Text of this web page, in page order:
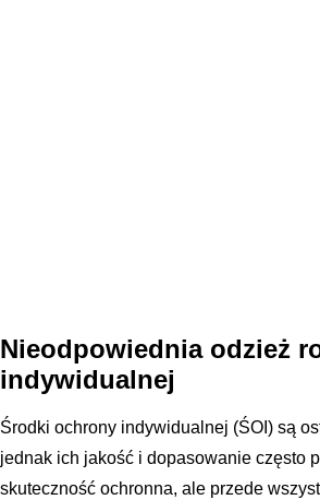
Nieodpowiednia odzież
indywidualnej
Środki ochrony indywidualnej (ŚOI) są
jednak ich jakość i dopasowanie często
skuteczność ochronna, ale przede